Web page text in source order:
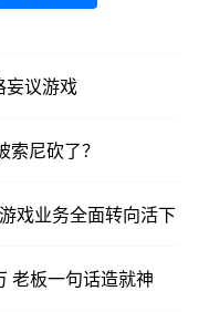
妄议游戏
尼砍了？
戏业务全面转向活下
老板一句话造就神